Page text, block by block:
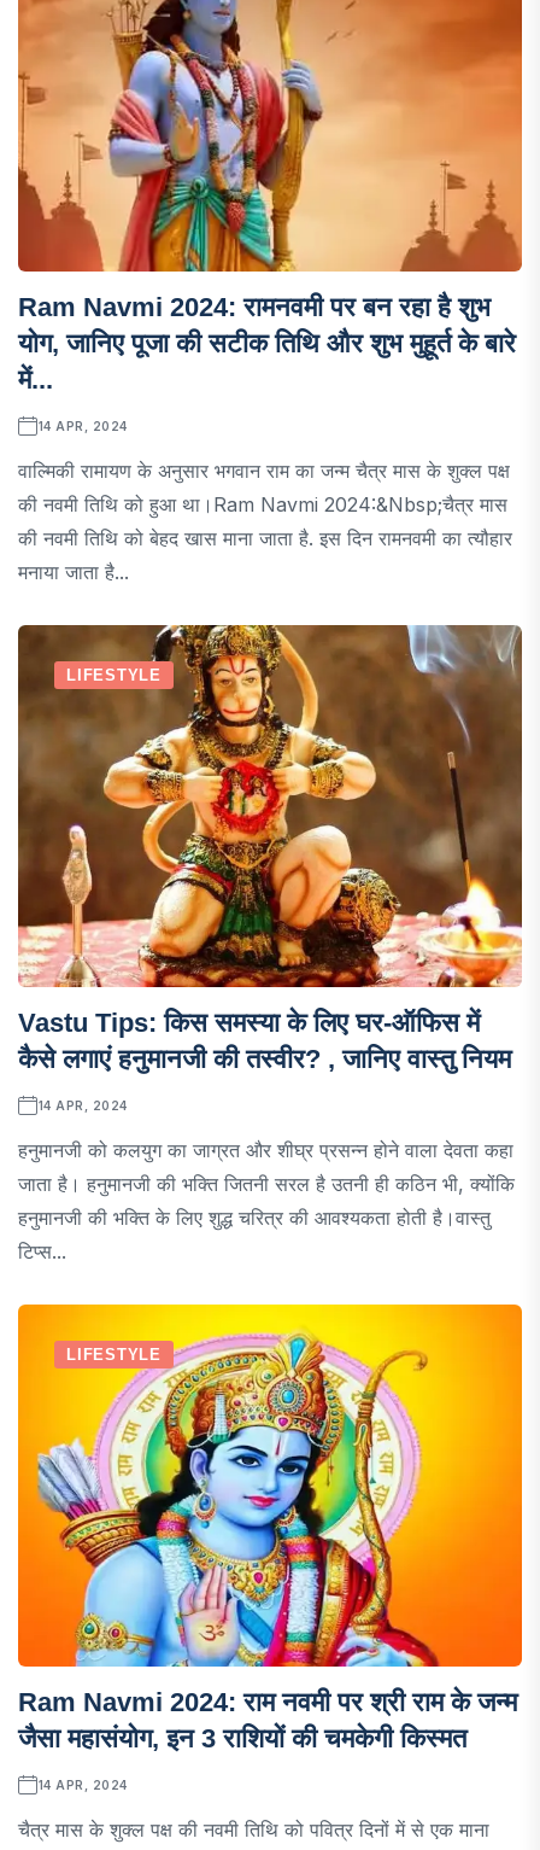
Ram Navmi 2024: रामनवमी पर बन रहा है शुभ
योग, जानिए पूजा की सटीक तिथि और शुभ मुहूर्त के बारे
में...
14 APR, 2024
वाल्मिकी रामायण के अनुसार भगवान राम का जन्म चैत्र मास के शुक्ल पक्ष
की नवमी तिथि को हुआ था।Ram Navmi 2024:&nbsp;चैत्र मास
की नवमी तिथि को बेहद खास माना जाता है. इस दिन रामनवमी का त्यौहार
मनाया जाता है...
LIFESTYLE
Vastu Tips: किस समस्या के लिए घर-ऑफिस में
कैसे लगाएं हनुमानजी की तस्वीर? , जानिए वास्तु नियम
14 APR, 2024
हनुमानजी को कलयुग का जाग्रत और शीघ्र प्रसन्न होने वाला देवता कहा
जाता है। हनुमानजी की भक्ति जितनी सरल है उतनी ही कठिन भी, क्योंकि
हनुमानजी की भक्ति के लिए शुद्ध चरित्र की आवश्यकता होती है।वास्तु
टिप्स...
LIFESTYLE
Ram Navmi 2024: राम नवमी पर श्री राम के जन्म
जैसा महासंयोग, इन 3 राशियों की चमकेगी किस्मत
14 APR, 2024
चैत्र मास के शुक्ल पक्ष की नवमी तिथि को पवित्र दिनों में से एक माना